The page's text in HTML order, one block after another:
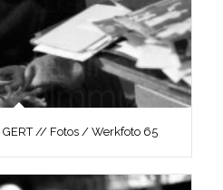
GERT // Fotos / Werkfoto 65